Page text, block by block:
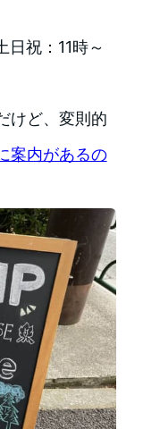
日祝：11時～
けど、変則的
案内があるの